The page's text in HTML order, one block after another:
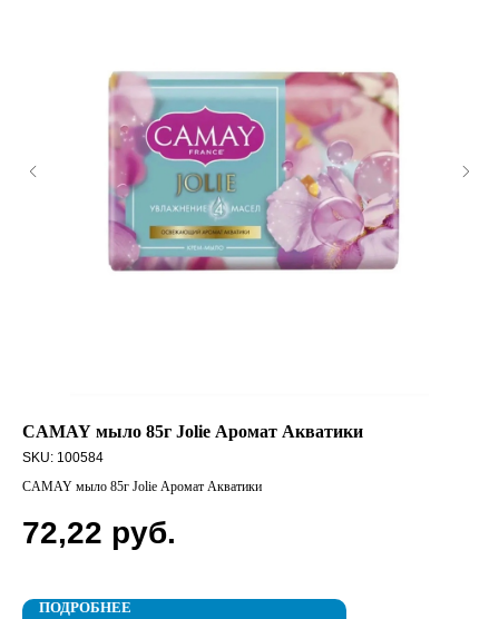
CAMAY мыло 85г Jolie Аромат Акватики
SKU: 100584
CAMAY мыло 85г Jolie Аромат Акватики
72,22 руб.
ПОДРОБНЕЕ